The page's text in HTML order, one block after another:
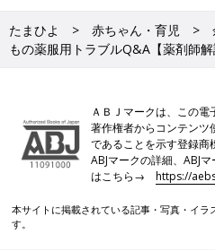
たまひよ 赤ちゃん・育児
もの薬服用トラブルQ&A【薬剤師解
ＡＢＪマークは、この電
著作権者からコンテンツ
であることを示す登録商
ABJマークの詳細、ABJ
はこちら→https://
本サイトに掲載されている記事・写真・イラ
す。